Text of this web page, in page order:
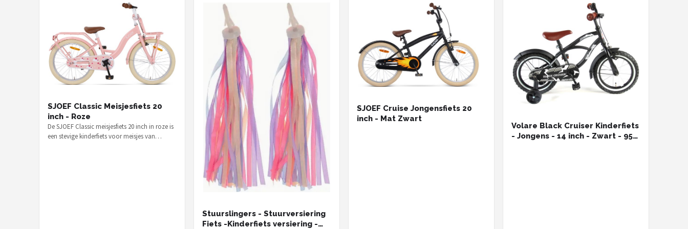
SJOEF Classic Meisjesfiets 20
inch - Roze
De SJOEF Classic meisjesfiets 20 inch in roze is
een stevige kinderfiets voor meisjes van
Stuurslingers - Stuurversiering
Fiets -Kinderfiets versiering -
SJOEF Cruise Jongensfiets 20
inch - Mat Zwart
Volare Black Cruiser Kinderfiets
- Jongens - 14 inch - Zwart - 95%